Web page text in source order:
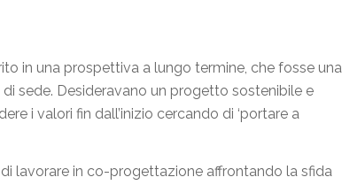
in una prospettiva a lungo termine, che fosse una
sede. Desideravano un progetto sostenibile e
i valori fin dall’inizio cercando di ‘portare a
lavorare in co-progettazione affrontando la sfida